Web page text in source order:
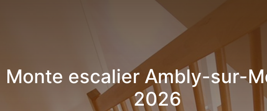
Monte escalier Ambly-sur-
2026